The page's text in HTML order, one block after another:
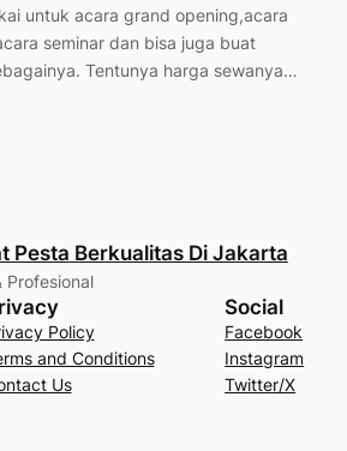
untuk acara grand opening,acara
seminar dan bisa juga buat
Tentunya harga sewanya…
Pesta Berkualitas Di Jakarta
Profesional
Policy
and Conditions
Us
Social
Facebook
Instagram
Twitter/X